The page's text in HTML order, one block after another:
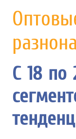
С 18